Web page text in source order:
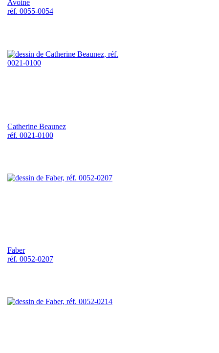
Avoine
réf. 0055-0054
Catherine Beaunez
réf. 0021-0100
Faber
réf. 0052-0207